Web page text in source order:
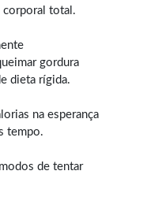
corporal total.
gordura
dieta rígida.
na esperança
tempo.
de tentar